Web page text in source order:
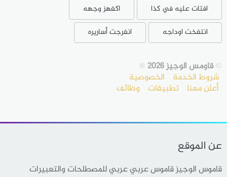
افتات عليه في كذا
اكفهز وجهه
انتفخت اوداجه
انفرجت أساريره
©قاومس الوجيز 2026 ®
شروط الخدمة الخصوصية
أعلن معنا تطبيقات وظائف
عن الموقع
قاموس الوجيز قاموس عربي عربي للمصطلحات والتعبيرات